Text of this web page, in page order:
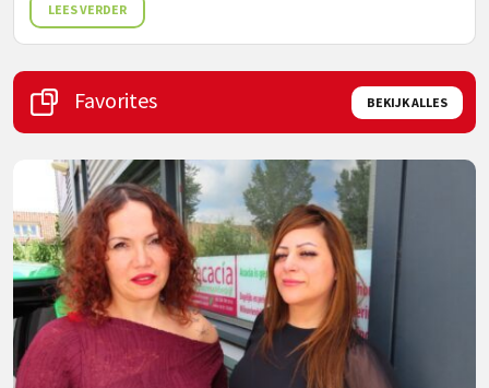
LEES VERDER
Favorites BEKIJK ALLES